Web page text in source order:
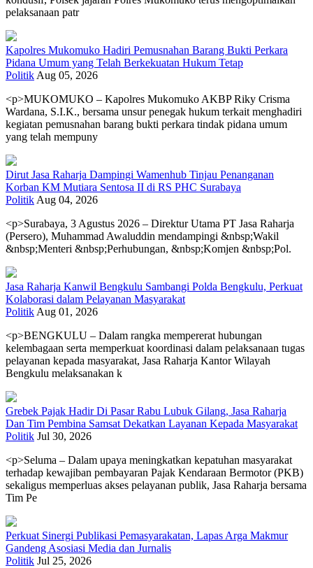
pelaksanaan patr
Kapolres Mukomuko Hadiri Pemusnahan Barang Bukti Perkara
Pidana Umum yang Telah Berkekuatan Hukum Tetap
Politik Aug 05, 2026
<p>MUKOMUKO – Kapolres Mukomuko AKBP Riky Crisma
Wardana, S.I.K., bersama unsur penegak hukum terkait menghadiri
kegiatan pemusnahan barang bukti perkara tindak pidana umum
yang telah mempuny
Dirut Jasa Raharja Dampingi Wamenhub Tinjau Penanganan
Korban KM Mutiara Sentosa II di RS PHC Surabaya
Politik Aug 04, 2026
<p>Surabaya, 3 Agustus 2026 – Direktur Utama PT Jasa Raharja
(Persero), Muhammad Awaluddin mendampingi &nbsp;Wakil
&nbsp;Menteri &nbsp;Perhubungan, &nbsp;Komjen &nbsp;Pol.
Jasa Raharja Kanwil Bengkulu Sambangi Polda Bengkulu, Perkuat
Kolaborasi dalam Pelayanan Masyarakat
Politik Aug 01, 2026
<p>BENGKULU – Dalam rangka mempererat hubungan
kelembagaan serta memperkuat koordinasi dalam pelaksanaan tugas
pelayanan kepada masyarakat, Jasa Raharja Kantor Wilayah
Bengkulu melaksanakan k
Grebek Pajak Hadir Di Pasar Rabu Lubuk Gilang, Jasa Raharja
Dan Tim Pembina Samsat Dekatkan Layanan Kepada Masyarakat
Politik Jul 30, 2026
<p>Seluma – Dalam upaya meningkatkan kepatuhan masyarakat
terhadap kewajiban pembayaran Pajak Kendaraan Bermotor (PKB)
sekaligus memperluas akses pelayanan publik, Jasa Raharja bersama
Tim Pe
Perkuat Sinergi Publikasi Pemasyarakatan, Lapas Arga Makmur
Gandeng Asosiasi Media dan Jurnalis
Politik Jul 25, 2026